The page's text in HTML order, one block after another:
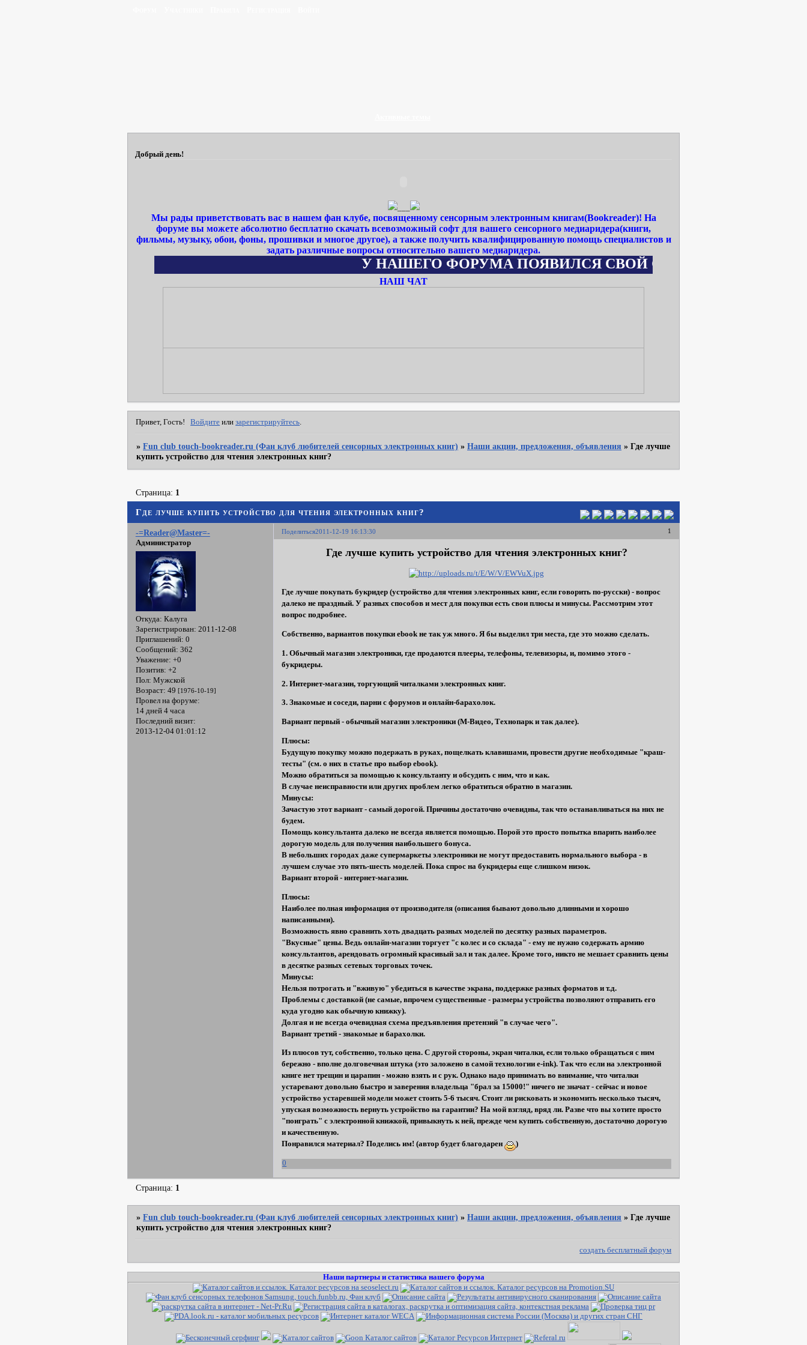
Добрый день!
___
Мы рады приветствовать вас в нашем фан клубе, посвященному сенсорным электронным книгам(Bookreader)! На
форуме вы можете абсолютно бесплатно скачать всевозможный софт для вашего сенсорного медиаридера(книги,
фильмы, музыку, обои, фоны, прошивки и многое другое), а также получить квалифицированную помощь специалистов и
задать различные вопросы относительно вашего медиаридера.
У НАШЕГО ФОРУМА ПОЯВИЛСЯ СВОЙ САЙТ WWW.MEDIA-
НАШ ЧАТ
Привет, Гость! Войдите илизарегистрируйтесь
»Fun club touch-bookreader.ru (Фан клуб любителей сенсорных электронных книг) »Наши акции, предложения, объявления »Где лучше
купить устройство для чтения электронных книг?
Где лучше купить устройство для чтения электронных книг?
Страница: 1
Поделиться 1
2011-12-19 16:13:30
-=Reader@Master=-
Администратор
Откуда: Калуга
Зарегистрирован: 2011-12-08
Приглашений: 0
Сообщений: 362
Уважение: +0
Позитив: +2
Пол: Мужской
Возраст: 49 [1976-10-19]
Провел на форуме:
14 дней 4 часа
Последний визит:
2013-12-04 01:01:12
Где лучше купить устройство для чтения электронных книг?
Где лучше покупать букридер (устройство для чтения электронных книг, если говорить по-русски) - вопрос
далеко не праздный. У разных способов и мест для покупки есть свои плюсы и минусы. Рассмотрим этот
вопрос подробнее.
Собственно, вариантов покупки ebook не так уж много. Я бы выделил три места, где это можно сделать.
1. Обычный магазин электроники, где продаются плееры, телефоны, телевизоры, и, помимо этого -
букридеры.
2. Интернет-магазин, торгующий читалками электронных книг.
3. Знакомые и соседи, парни с форумов и онлайн-барахолок.
Вариант первый - обычный магазин электроники (М-Видео, Технопарк и так далее).
Плюсы:
Будущую покупку можно подержать в руках, пощелкать клавишами, провести другие необходимые "краш-
тесты" (см. о них в статье про выбор ebook).
Можно обратиться за помощью к консультанту и обсудить с ним, что и как.
В случае неисправности или других проблем легко обратиться обратно в магазин.
Минусы:
Зачастую этот вариант - самый дорогой. Причины достаточно очевидны, так что останавливаться на них не
будем.
Помощь консультанта далеко не всегда является помощью. Порой это просто попытка впарить наиболее
дорогую модель для получения наибольшего бонуса.
В небольших городах даже супермаркеты электроники не могут предоставить нормального выбора - в
лучшем случае это пять-шесть моделей. Пока спрос на букридеры еще слишком низок.
Вариант второй - интернет-магазин.
Плюсы:
Наиболее полная информация от производителя (описания бывают довольно длинными и хорошо
написанными).
Возможность явно сравнить хоть двадцать разных моделей по десятку разных параметров.
"Вкусные" цены. Ведь онлайн-магазин торгует "с колес и со склада" - ему не нужно содержать армию
консультантов, арендовать огромный красивый зал и так далее. Кроме того, никто не мешает сравнить цены
в десятке разных сетевых торговых точек.
Минусы:
Нельзя потрогать и "вживую" убедиться в качестве экрана, поддержке разных форматов и т.д.
Проблемы с доставкой (не самые, впрочем существенные - размеры устройства позволяют отправить его
куда угодно как обычную книжку).
Долгая и не всегда очевидная схема предъявления претензий "в случае чего".
Вариант третий - знакомые и барахолки.
Из плюсов тут, собственно, только цена. С другой стороны, экран читалки, если только обращаться с ним
бережно - вполне долговечная штука (это заложено в самой технологии e-ink). Так что если на электронной
книге нет трещин и царапин - можно взять и с рук. Однако надо принимать во внимание, что читалки
устаревают довольно быстро и заверения владельца "брал за 15000!" ничего не значат - сейчас и новое
устройство устаревшей модели может стоить 5-6 тысяч. Стоит ли рисковать и экономить несколько тысяч,
упуская возможность вернуть устройство на гарантии? На мой взгляд, вряд ли. Разве что вы хотите просто
"поиграть" с электронной книжкой, привыкнуть к ней, прежде чем купить собственную, достаточно дорогую
и качественную.
Понравился материал? Поделись им! (автор будет благодарен
)
0
Страница: 1
»Fun club touch-bookreader.ru (Фан клуб любителей сенсорных электронных книг) »Наши акции, предложения, объявления »Где лучше
купить устройство для чтения электронных книг?
создать бесплатный форум
Наши партнеры и статистика нашего форума